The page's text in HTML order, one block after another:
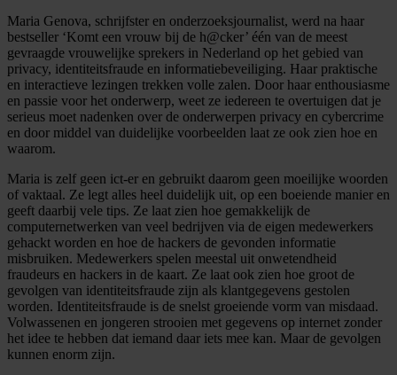
Maria Genova, schrijfster en onderzoeksjournalist, werd na haar
bestseller ‘Komt een vrouw bij de h@cker’ één van de meest
gevraagde vrouwelijke sprekers in Nederland op het gebied van
privacy, identiteitsfraude en informatiebeveiliging. Haar praktische
en interactieve lezingen trekken volle zalen. Door haar enthousiasme
en passie voor het onderwerp, weet ze iedereen te overtuigen dat je
serieus moet nadenken over de onderwerpen privacy en cybercrime
en door middel van duidelijke voorbeelden laat ze ook zien hoe en
waarom.
Maria is zelf geen ict-er en gebruikt daarom geen moeilijke woorden
of vaktaal. Ze legt alles heel duidelijk uit, op een boeiende manier en
geeft daarbij vele tips. Ze laat zien hoe gemakkelijk de
computernetwerken van veel bedrijven via de eigen medewerkers
gehackt worden en hoe de hackers de gevonden informatie
misbruiken. Medewerkers spelen meestal uit onwetendheid
fraudeurs en hackers in de kaart. Ze laat ook zien hoe groot de
gevolgen van identiteitsfraude zijn als klantgegevens gestolen
worden. Identiteitsfraude is de snelst groeiende vorm van misdaad.
Volwassenen en jongeren strooien met gegevens op internet zonder
het idee te hebben dat iemand daar iets mee kan. Maar de gevolgen
kunnen enorm zijn.